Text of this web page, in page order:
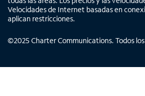
Velocidades de Internet basadas en
aplican restricciones.
©2025 Charter Communications. Todos